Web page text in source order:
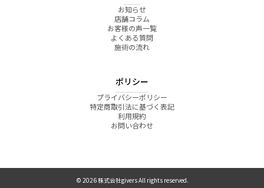
お知らせ
店舗コラム
お客様の声一覧
よくある質問
施術の流れ
ポリシー
プライバシーポリシー
特定商取引法に基づく表記
利用規約
お問い合わせ
© 2026 株式会社givers All rights reserved.